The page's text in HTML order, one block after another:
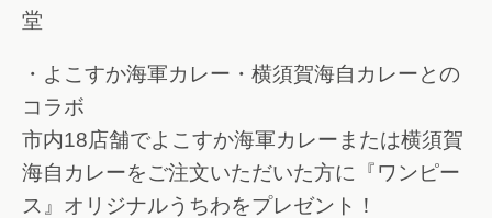
堂
・よこすか海軍カレー・横須賀海自カレーとの
コラボ
市内18店舗でよこすか海軍カレーまたは横須賀
海自カレーをご注文いただいた方に『ワンピー
ス』オリジナルうちわをプレゼント！